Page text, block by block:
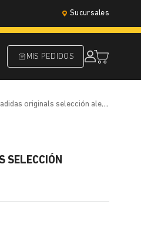
Sucursales
MIS PEDIDOS
originals selección alemana hombre
SELECCIÓN